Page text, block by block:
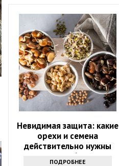
Невидимая защита: какие
орехи и семена
действительно нужны
после 60?
ПОДРОБНЕЕ